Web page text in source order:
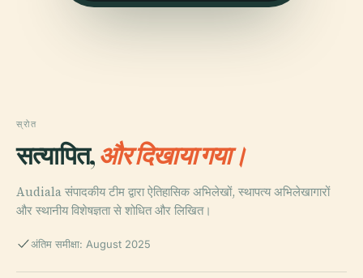
स्रोत
सत्यापित,और दिखाया गया।
Audiala संपादकीय टीम द्वारा ऐतिहासिक अभिलेखों, स्थापत्य अभिलेखागारों
और स्थानीय विशेषज्ञता से शोधित और लिखित।
अंतिम समीक्षा: August 2025